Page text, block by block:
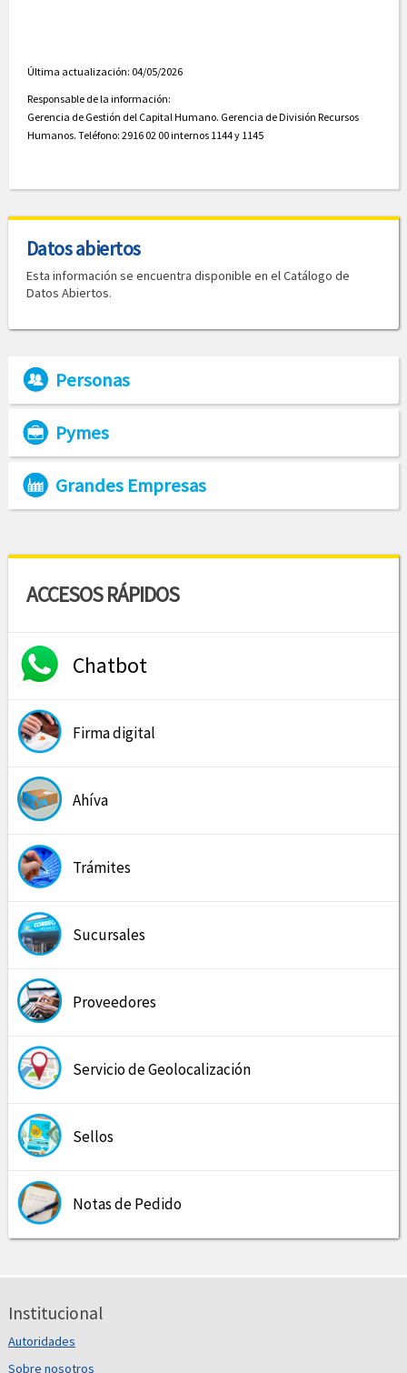
Última actualización: 04/05/2026
Responsable de la información:
Gerencia de Gestión del Capital Humano. Gerencia de División Recursos
Humanos. Teléfono: 2916 02 00 internos 1144 y 1145
Datos abiertos
Esta información se encuentra disponible en el Catálogo de
Datos Abiertos.
Personas
Pymes
Grandes Empresas
ACCESOS RÁPIDOS
Chatbot
Firma digital
Ahíva
Trámites
Sucursales
Proveedores
Servicio de Geolocalización
Sellos
Notas de Pedido
Institucional
Autoridades
Sobre nosotros